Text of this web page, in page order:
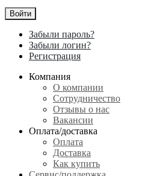
Войти
Забыли пароль?
Забыли логин?
Регистрация
Компания
О компании
Сотрудничество
Отзывы о нас
Вакансии
Оплата/доставка
Оплата
Доставка
Как купить